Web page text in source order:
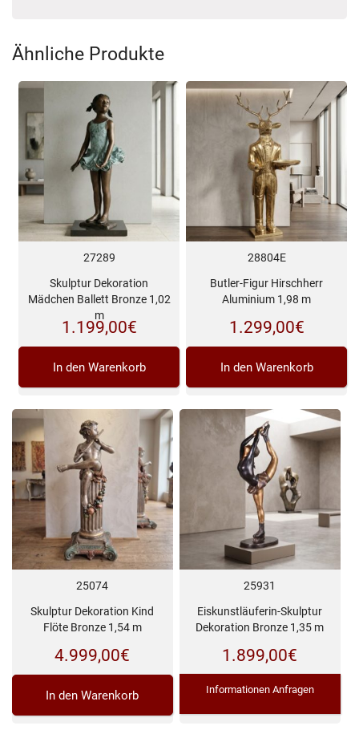
Ähnliche Produkte
27289
Skulptur Dekoration
Mädchen Ballett Bronze 1,02
m
1.199,00€
In den Warenkorb
28804E
Butler-Figur Hirschherr
Aluminium 1,98 m
1.299,00€
In den Warenkorb
25074
Skulptur Dekoration Kind
Flöte Bronze 1,54 m
4.999,00€
In den Warenkorb
25931
Eiskunstläuferin-Skulptur
Dekoration Bronze 1,35 m
1.899,00€
Informationen Anfragen